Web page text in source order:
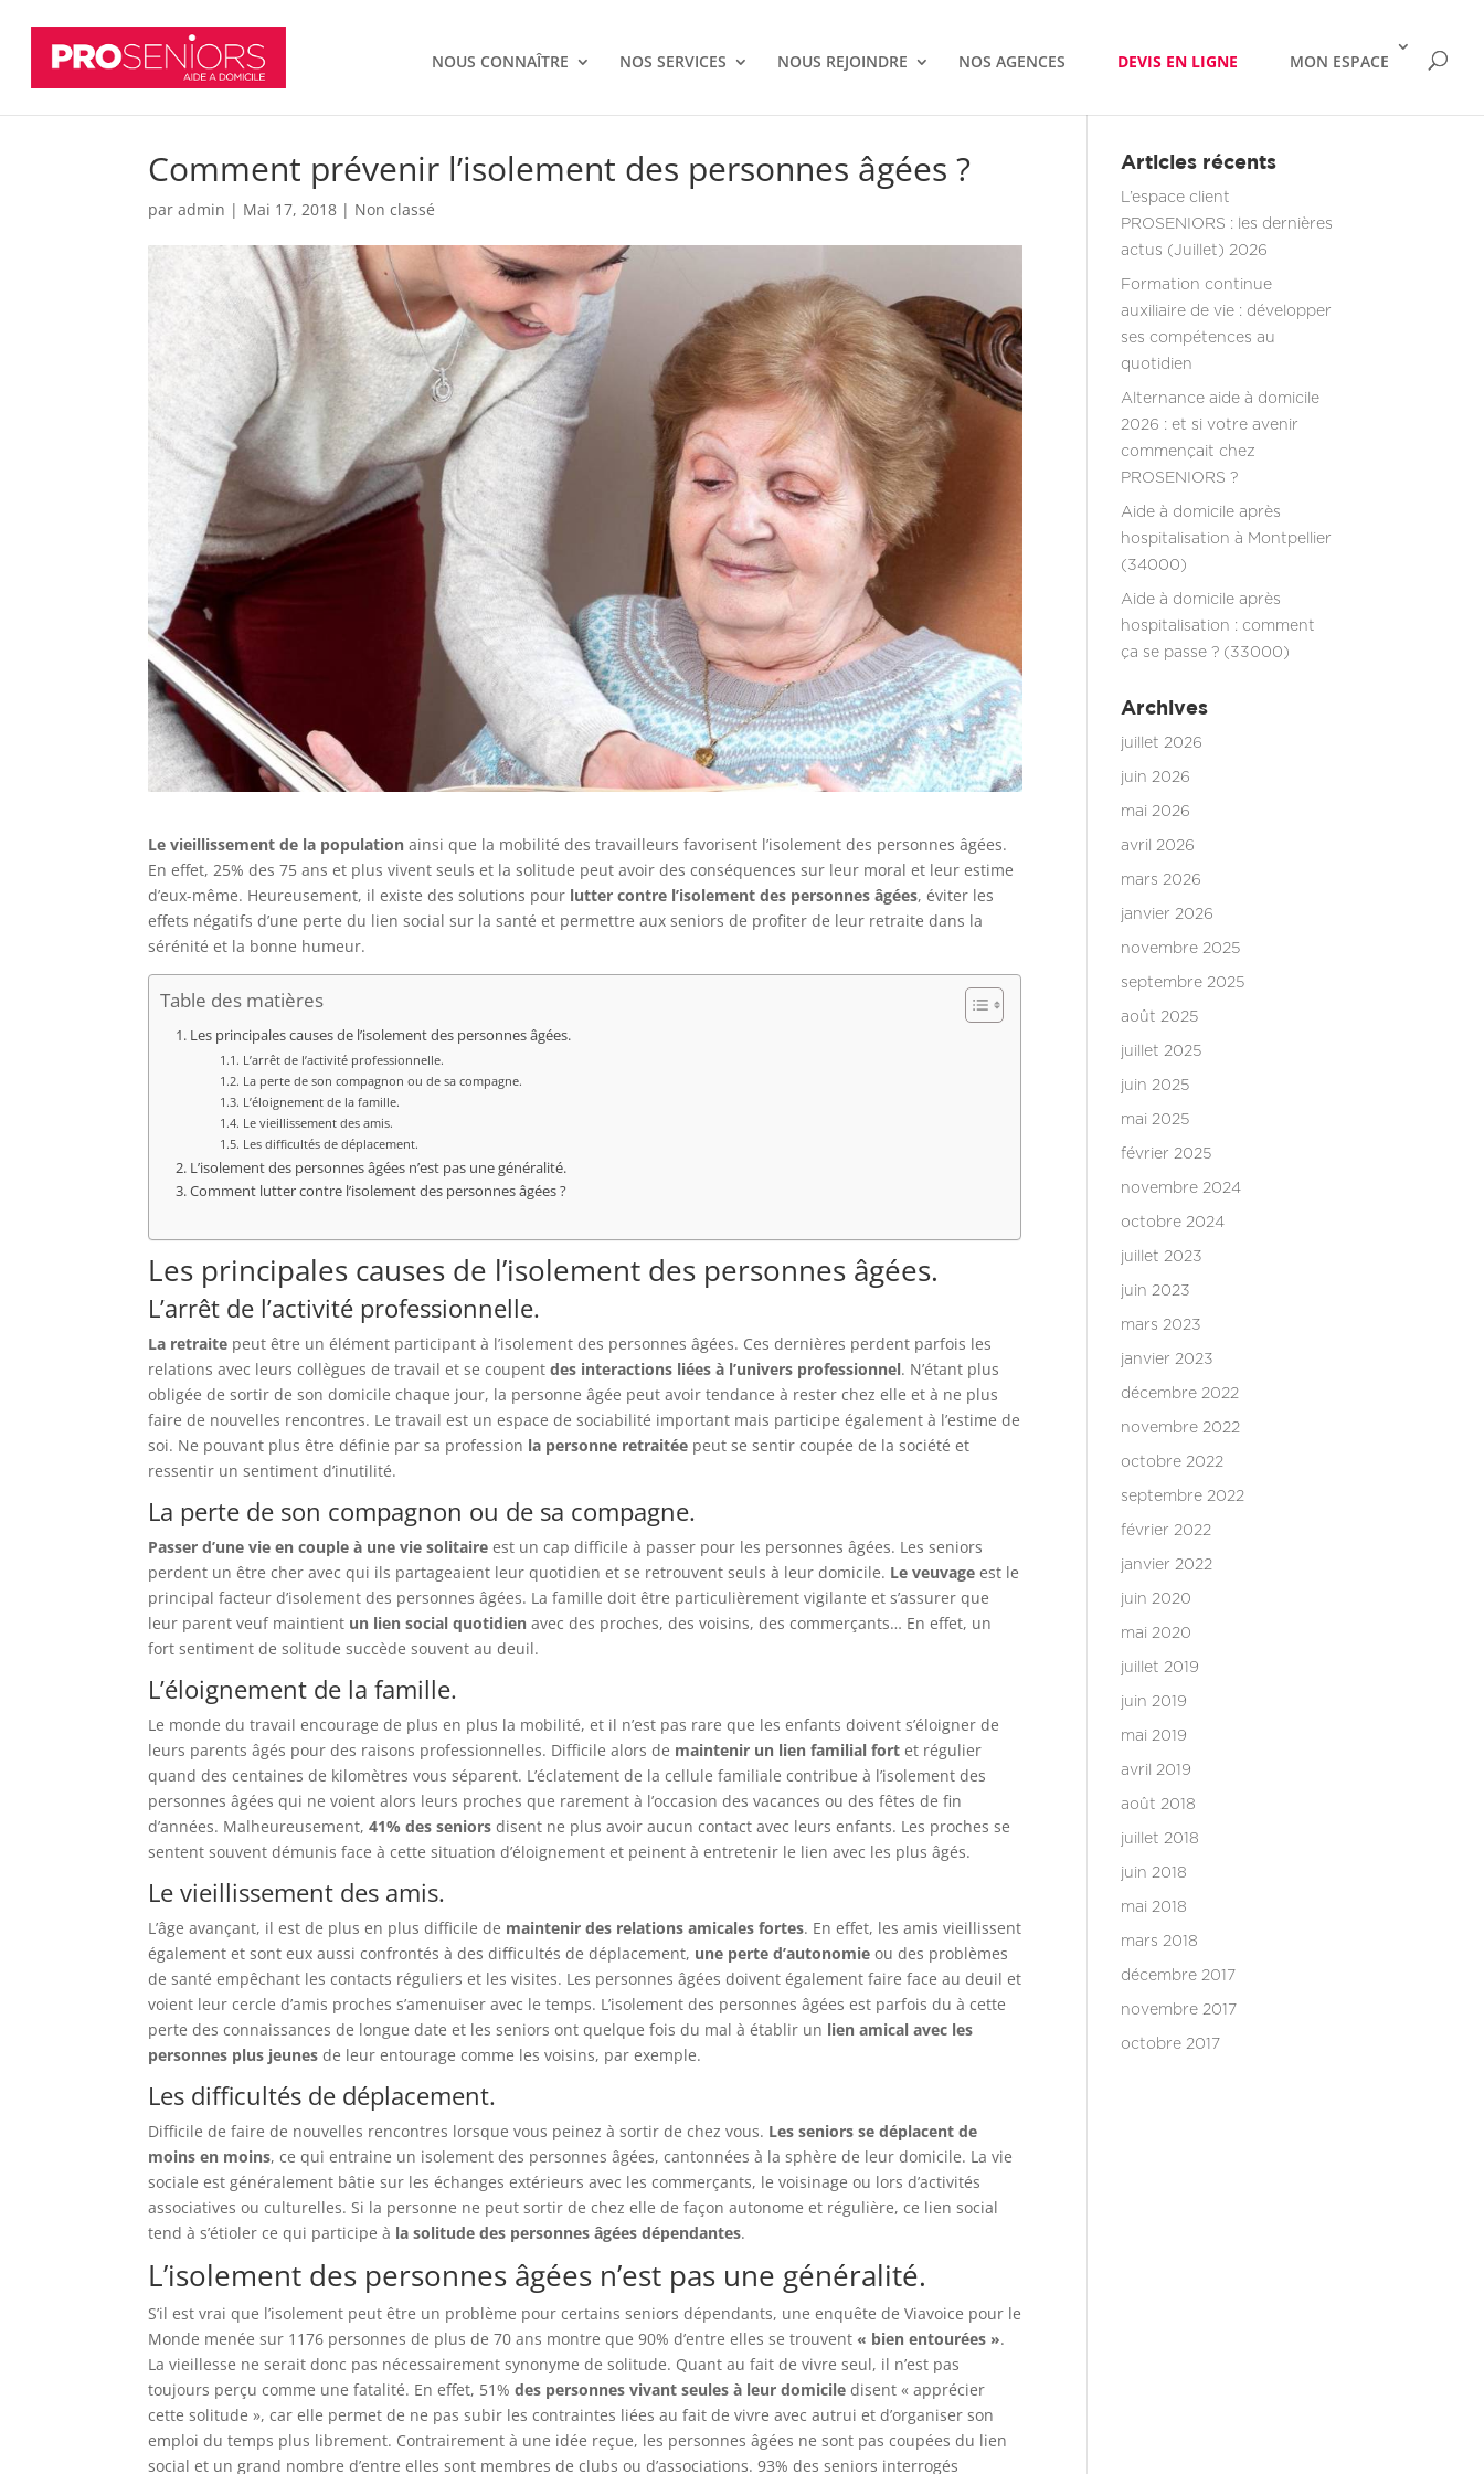
NOUS CONNAÎTRE NOS SERVICES NOUS REJOINDRE NOS AGENCES DEVIS EN LIGNE MON ESPACE
Comment prévenir l’isolement des personnes âgées ?
paradmin | Mai 17, 2018 | Non classé
Le vieillissement de la population ainsi que la mobilité des travailleurs favorisent l’isolement des personnes âgées.
En effet, 25% des 75 ans et plus vivent seuls et la solitude peut avoir des conséquences sur leur moral et leur estime
d’eux-même. Heureusement, il existe des solutions pour lutter contre l’isolement des personnes âgées, éviter les
effets négatifs d’une perte du lien social sur la santé et permettre aux seniors de profiter de leur retraite dans la
sérénité et la bonne humeur.
Table des matières
Les principales causes de l’isolement des personnes âgées.
L’arrêt de l’activité professionnelle.
La perte de son compagnon ou de sa compagne.
L’éloignement de la famille.
Le vieillissement des amis.
Les difficultés de déplacement.
L’isolement des personnes âgées n’est pas une généralité.
Comment lutter contre l’isolement des personnes âgées ?
Les principales causes de l’isolement des personnes âgées.
L’arrêt de l’activité professionnelle.
La retraite peut être un élément participant à l’isolement des personnes âgées. Ces dernières perdent parfois les
relations avec leurs collègues de travail et se coupentdes interactions liées à l’univers professionnel. N’étant plus
obligée de sortir de son domicile chaque jour, la personne âgée peut avoir tendance à rester chez elle et à ne plus
faire de nouvelles rencontres. Le travail est un espace de sociabilité important mais participe également à l’estime de
soi. Ne pouvant plus être définie par sa profession la personne retraitée peut se sentir coupée de la société et
ressentir un sentiment d’inutilité.
La perte de son compagnon ou de sa compagne.
Passer d’une vie en couple à une vie solitaire est un cap difficile à passer pour les personnes âgées. Les seniors
perdent un être cher avec qui ils partageaient leur quotidien et se retrouvent seuls à leur domicile. Le veuvage est le
principal facteur d’isolement des personnes âgées. La famille doit être particulièrement vigilante et s’assurer que
leur parent veuf maintient un lien social quotidien avec des proches, des voisins, des commerçants… En effet, un
fort sentiment de solitude succède souvent au deuil.
L’éloignement de la famille.
Le monde du travail encourage de plus en plus la mobilité, et il n’est pas rare que les enfants doivent s’éloigner de
leurs parents âgés pour des raisons professionnelles. Difficile alors de maintenir un lien familial fort et régulier
quand des centaines de kilomètres vous séparent. L’éclatement de la cellule familiale contribue à l’isolement des
personnes âgées qui ne voient alors leurs proches que rarement à l’occasion des vacances ou des fêtes de fin
d’années. Malheureusement,41% des seniorsdisent ne plus avoir aucun contact avec leurs enfants. Les proches se
sentent souvent démunis face à cette situation d’éloignement et peinent à entretenir le lien avec les plus âgés.
Le vieillissement des amis.
L’âge avançant, il est de plus en plus difficile de maintenir des relations amicales fortes. En effet, les amis vieillissent
également et sont eux aussi confrontés à des difficultés de déplacement, une perte d’autonomieou des problèmes
de santé empêchant les contacts réguliers et les visites. Les personnes âgées doivent également faire face au deuil et
voient leur cercle d’amis proches s’amenuiser avec le temps. L’isolement des personnes âgées est parfois du à cette
perte des connaissances de longue date et les seniors ont quelque fois du mal à établir un lien amical avec les
personnes plus jeunes de leur entourage comme les voisins, par exemple.
Les difficultés de déplacement.
Difficile de faire de nouvelles rencontres lorsque vous peinez à sortir de chez vous. Les seniors se déplacent de
moins en moins, ce qui entraine un isolement des personnes âgées, cantonnées à la sphère de leur domicile. La vie
sociale est généralement bâtie sur les échanges extérieurs avec les commerçants, le voisinage ou lors d’activités
associatives ou culturelles. Si la personne ne peut sortir de chez elle de façon autonome et régulière, ce lien social
tend à s’étioler ce qui participe à la solitude des personnes âgées dépendantes.
L’isolement des personnes âgées n’est pas une généralité.
S’il est vrai que l’isolement peut être un problème pour certains seniors dépendants, une enquête de Viavoice pour le
Monde menée sur 1176 personnes de plus de 70 ans montre que 90% d’entre elles se trouvent « bien entourées ».
La vieillesse ne serait donc pas nécessairement synonyme de solitude. Quant au fait de vivre seul, il n’est pas
toujours perçu comme une fatalité. En effet, 51%des personnes vivant seules à leur domicile disent « apprécier
cette solitude », car elle permet de ne pas subir les contraintes liées au fait de vivre avec autrui et d’organiser son
emploi du temps plus librement. Contrairement à une idée reçue, les personnes âgées ne sont pas coupées du lien
social et un grand nombre d’entre elles sont membres de clubs ou d’associations. 93% des seniors interrogés
Articles récents
L’espace client
PROSENIORS : les dernières
actus (Juillet) 2026
Formation continue
auxiliaire de vie : développer
ses compétences au
quotidien
Alternance aide à domicile
2026 : et si votre avenir
commençait chez
PROSENIORS ?
Aide à domicile après
hospitalisation à Montpellier
(34000)
Aide à domicile après
hospitalisation : comment
ça se passe ? (33000)
Archives
juillet 2026
juin 2026
mai 2026
avril 2026
mars 2026
janvier 2026
novembre 2025
septembre 2025
août 2025
juillet 2025
juin 2025
mai 2025
février 2025
novembre 2024
octobre 2024
juillet 2023
juin 2023
mars 2023
janvier 2023
décembre 2022
novembre 2022
octobre 2022
septembre 2022
février 2022
janvier 2022
juin 2020
mai 2020
juillet 2019
juin 2019
mai 2019
avril 2019
août 2018
juillet 2018
juin 2018
mai 2018
mars 2018
décembre 2017
novembre 2017
octobre 2017